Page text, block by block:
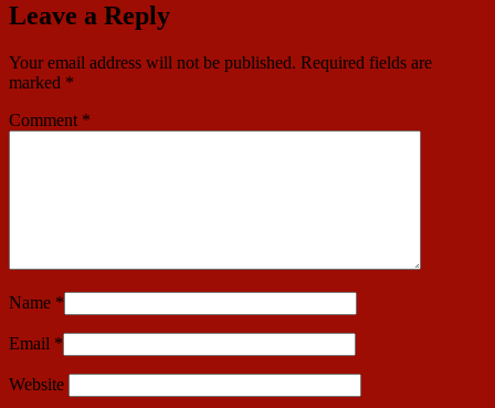
Leave a Reply
Your email address will not be published. Required fields are
marked *
Comment *
Name *
Email *
Website